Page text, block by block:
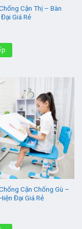
Cận Thị – Bàn
Giá Rẻ
Cận Chống Gù –
Đại Giá Rẻ